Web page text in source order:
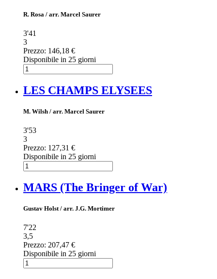
R. Rosa / arr. Marcel Saurer
3'41
3
Prezzo: 146,18 €
Disponibile in 25 giorni
LES CHAMPS ELYSEES
M. Wilsh / arr. Marcel Saurer
3'53
3
Prezzo: 127,31 €
Disponibile in 25 giorni
MARS (The Bringer of War)
Gustav Holst / arr. J.G. Mortimer
7'22
3,5
Prezzo: 207,47 €
Disponibile in 25 giorni